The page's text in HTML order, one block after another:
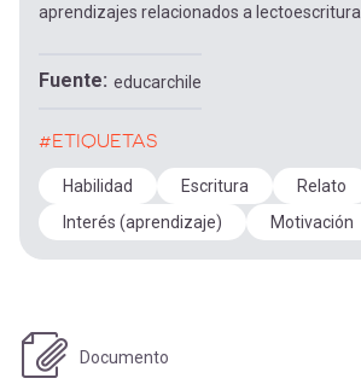
aprendizajes relacionados a lectoescritura.
Fuente educarchile
#ETIQUETAS
Habilidad Escritura
Relato
Interés (aprendizaje)
Motivación
Documento